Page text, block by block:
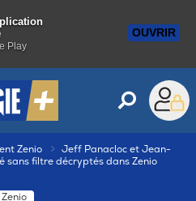
Play
OUVRIR
Zenio
Jeff Panacloc et Jean-
sans filtre décryptés dans Zenio